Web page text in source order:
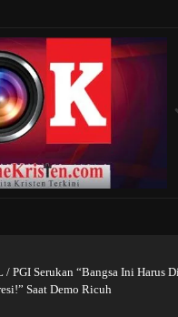
/ PGI Serukan “Bangsa Ini Harus
Saat Demo Ricuh